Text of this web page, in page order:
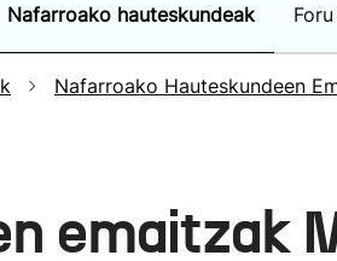
Nafarroako hauteskundeak
Nafarroako Hauteskundeen
emaitzak